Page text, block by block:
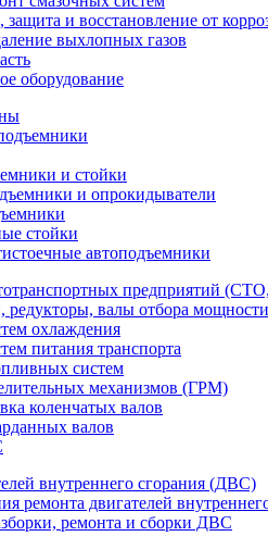
и восстановление от
выхлопных газов
оборудование
и стойки
и опрокидыватели
стойки
автоподъемники
предприятий
редукторы, валы отбора
охлаждения
питания транспорта
систем
механизмов (ГРМ)
коленчатых валов
валов
внутреннего сгорания (ДВС)
ремонта двигателей
ремонта и сборки ДВС